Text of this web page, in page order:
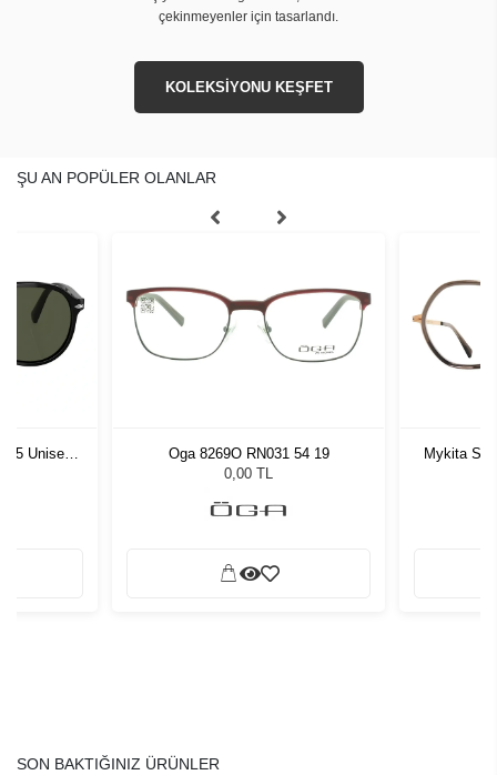
çekinmeyenler için tasarlandı.
KOLEKSİYONU KEŞFET
ŞU AN POPÜLER OLANLAR
55 Unisex
Oga 8269O RN031 54 19
0,00 TL
Mykita
SON BAKTIĞINIZ ÜRÜNLER